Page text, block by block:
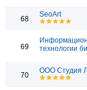
68
SeoArt
69
технологии
70
ООО Студия